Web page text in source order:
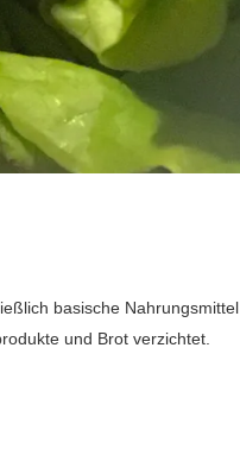
basische Nahrungsmittel
und Brot verzichtet.